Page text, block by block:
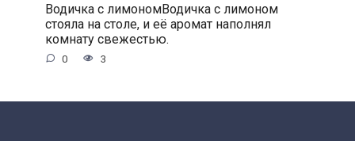
Водичка с лимономВодичка с лимоном
стояла на столе, и её аромат наполнял
комнату свежестью.
0 3